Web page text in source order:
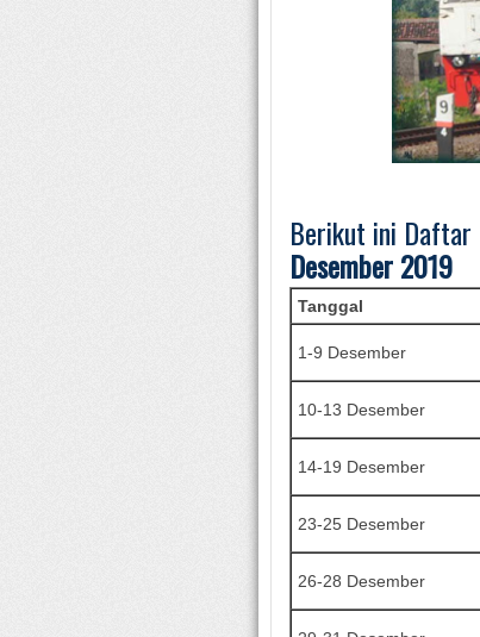
Berikut ini Daftar
Desember2019
Tanggal
1-9 Desember
10-13 Desember
14-19 Desember
23-25 Desember
26-28 Desember